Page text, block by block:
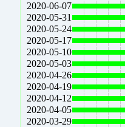
2020-06-07
2020-05-31
2020-05-24
2020-05-17
2020-05-10
2020-05-03
2020-04-26
2020-04-19
2020-04-12
2020-04-05
2020-03-29